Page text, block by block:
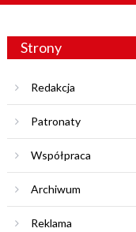
Strony
Redakcja
Patronaty
Współpraca
Archiwum
Reklama